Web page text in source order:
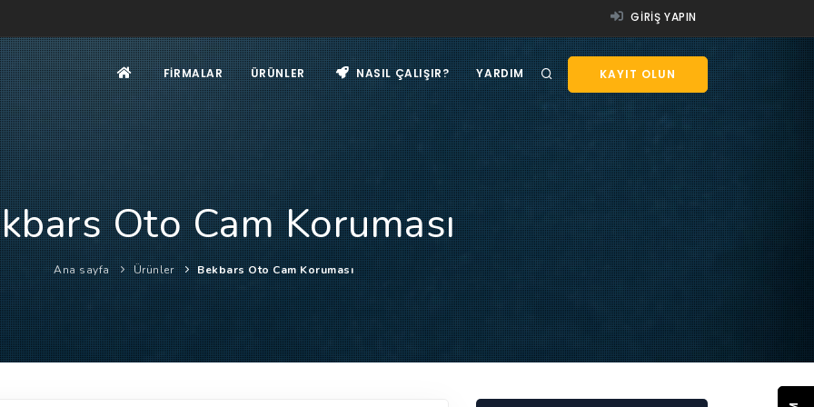
GIRIŞ YAPIN
KAYIT OLUN
FIRMALAR ÜRÜNLER NASIL ÇALIŞIR? YARDIM
Oto Cam Koruması
Ana sayfa Ürünler Bekbars Oto Cam Koruması